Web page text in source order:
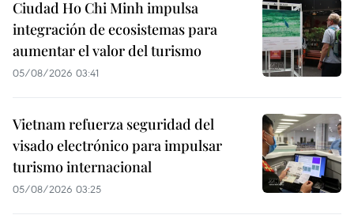
Ciudad Ho Chi Minh impulsa
integración de ecosistemas para
aumentar el valor del turismo
05/08/2026 03:41
Vietnam refuerza seguridad del
visado electrónico para impulsar
turismo internacional
05/08/2026 03:25